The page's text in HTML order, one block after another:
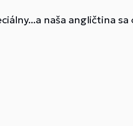
naša angličtina